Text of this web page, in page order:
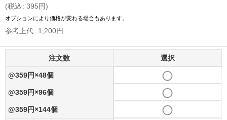
(税込: 395円)
オプションにより価格が変わる場合もあります。
参考上代: 1,200円
注文数 選択
@359円×48個
@359円×96個
@359円×144個